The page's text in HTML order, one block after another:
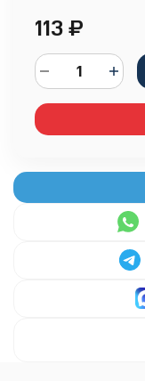
113₽